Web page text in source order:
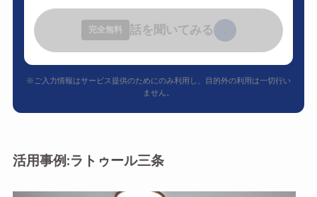
完全無料 話を聞いてみる
※ご入力情報はサービス提供のためにのみ利用し、目的外の利用は一切行い
ません。
活用事例:ラトゥール三条